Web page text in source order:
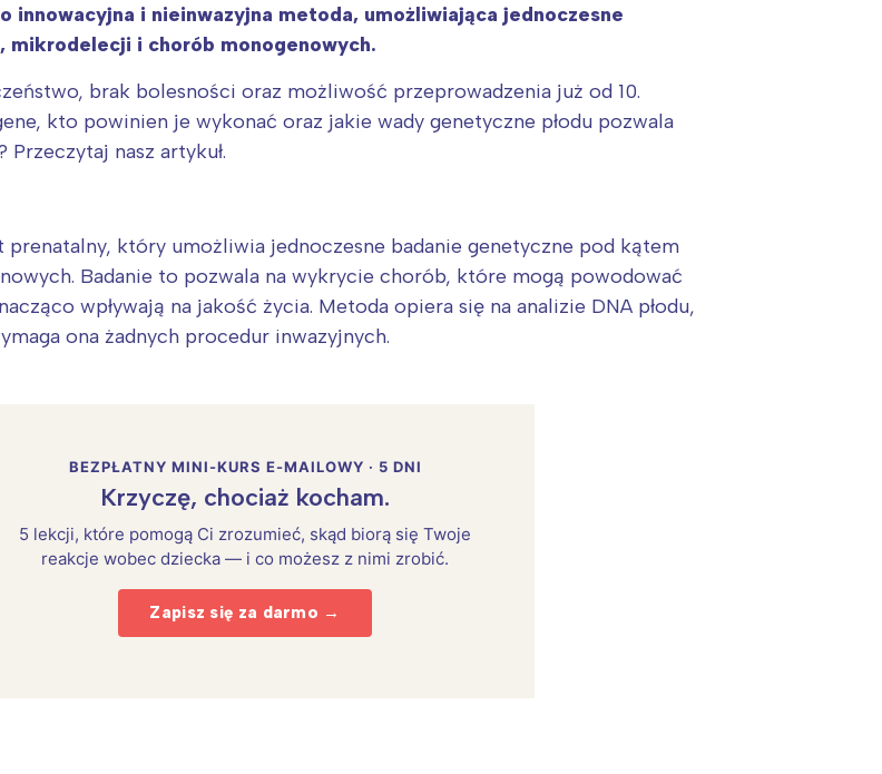
innowacyjna i nieinwazyjna metoda, umożliwiająca jednoczesne
i chorób monogenowych.
brak bolesności oraz możliwość przeprowadzenia już od 10.
kto powinien je wykonać oraz jakie wady genetyczne płodu pozwala
nasz artykuł.
który umożliwia jednoczesne badanie genetyczne pod kątem
Badanie to pozwala na wykrycie chorób, które mogą powodować
wpływają na jakość życia. Metoda opiera się na analizie DNA płodu,
ona żadnych procedur inwazyjnych.
BEZPŁATNY MINI-KURS E-MAILOWY · 5 DNI
Krzyczę, chociaż kocham.
5 lekcji, które pomogą Ci zrozumieć, skąd biorą się Twoje
reakcje wobec dziecka — i co możesz z nimi zrobić.
Zapisz się za darmo →